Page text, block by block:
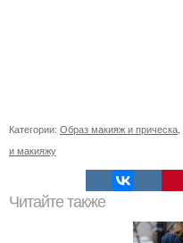
Категории: Образ макияж и прическа,
и макияжу
Читайте также